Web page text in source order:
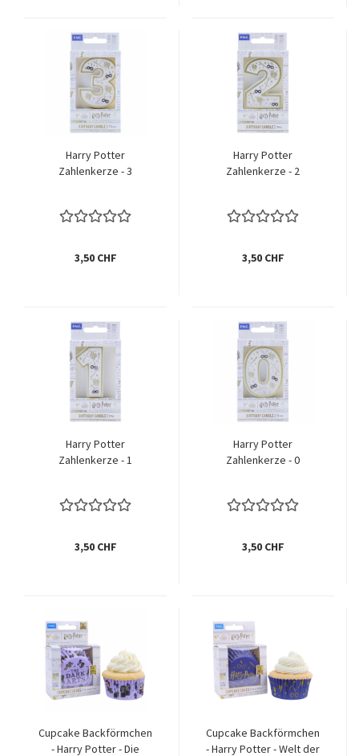
Harry Potter
Zahlenkerze - 3
3,50 CHF
Harry Potter
Zahlenkerze - 2
3,50 CHF
Harry Potter
Zahlenkerze - 1
3,50 CHF
Harry Potter
Zahlenkerze - 0
3,50 CHF
Cupcake Backförmchen
- Harry Potter - Die
Cupcake Backförmchen
- Harry Potter - Welt der